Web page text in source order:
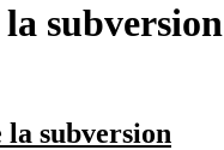
subversion
subversion